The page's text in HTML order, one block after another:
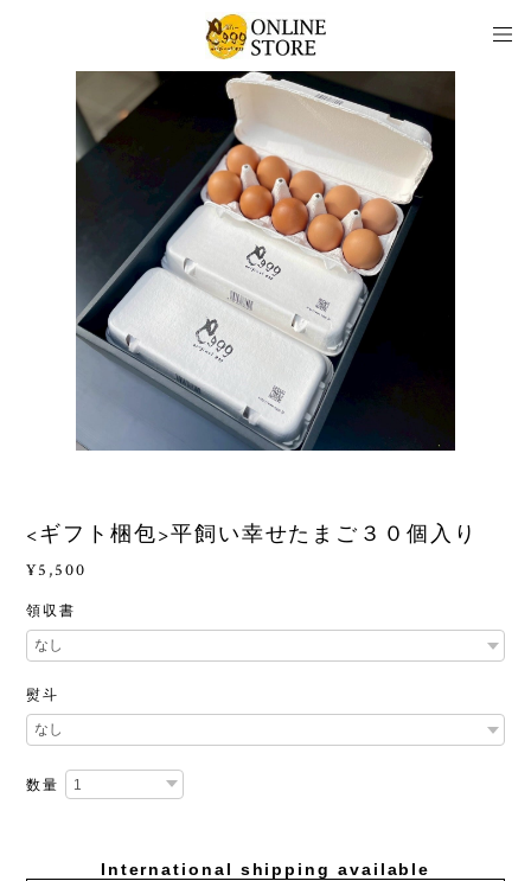
<ギフト梱包>平飼い幸せたまご３０個入り
¥5,500
領収書
熨斗
数量
International shipping available